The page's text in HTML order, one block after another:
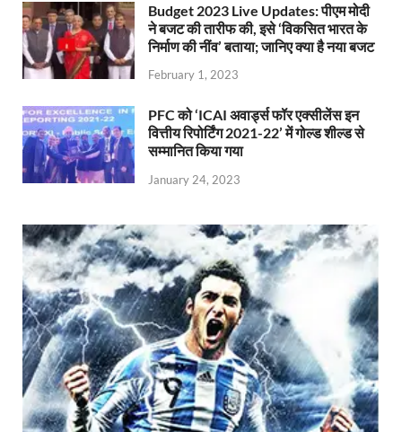
Budget 2023 Live Updates: पीएम मोदी
ने बजट की तारीफ की, इसे ‘विकसित भारत के
निर्माण की नींव’ बताया; जानिए क्या है नया बजट
February 1, 2023
PFC को ‘ICAI अवार्ड्स फॉर एक्सीलेंस इन
वित्तीय रिपोर्टिंग 2021-22’ में गोल्ड शील्ड से
सम्मानित किया गया
January 24, 2023